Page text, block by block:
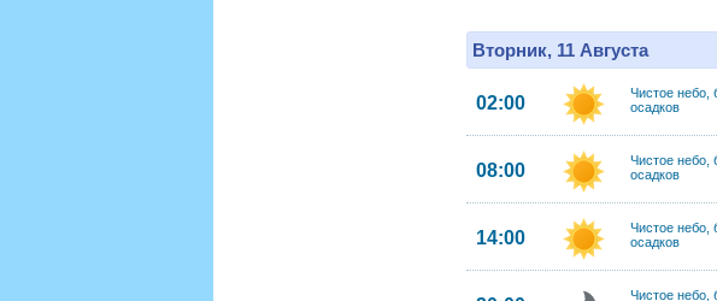
Вторник, 11 Августа
02:00
Чистое небо,
осадков
08:00
Чистое небо,
осадков
14:00
Чистое небо,
осадков
Чистое небо,